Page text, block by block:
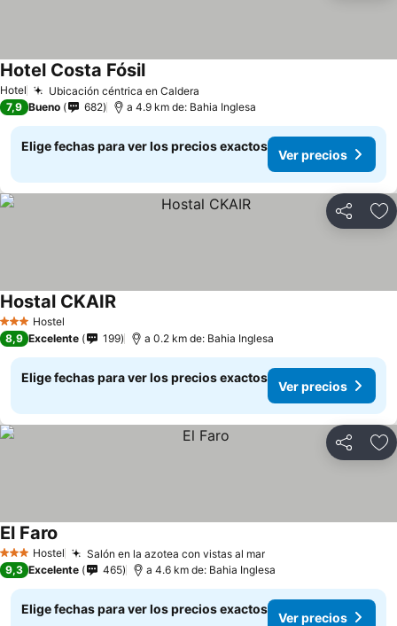
Hotel Ubicación céntrica en Caldera
Hotel Costa Fósil
7,9 Bueno 682 a 4.9 km de: Bahia Inglesa
Elige fechas para ver los precios exactos
Ver precios
Compartir
3 EstrellasHostel
Hostal CKAIR
8,9 Excelente 199 a 0.2 km de: Bahia Inglesa
Elige fechas para ver los precios exactos
Ver precios
Compartir
3 EstrellasHostel Salón en la azotea con vistas al mar
El Faro
9,3 Excelente 465 a 4.6 km de: Bahia Inglesa
Elige fechas para ver los precios exactos
Ver precios